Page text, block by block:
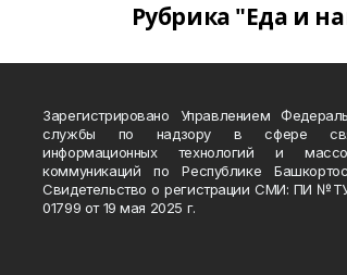
Рубрика "Еда и
Зарегистрировано Управлением
службы по надзору в сфере
информационных технологий и
коммуникаций по Республике
Свидетельство о регистрации СМИ: ПИ
01799 от 19 мая 2025 г.